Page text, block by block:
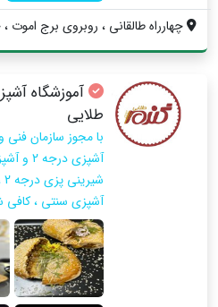
چهارراه طالقانی ، روبروی برج اموت ،
آموزشگاه
طلایی
با مجوز سازمان
آشپزی سنتی ، کافی